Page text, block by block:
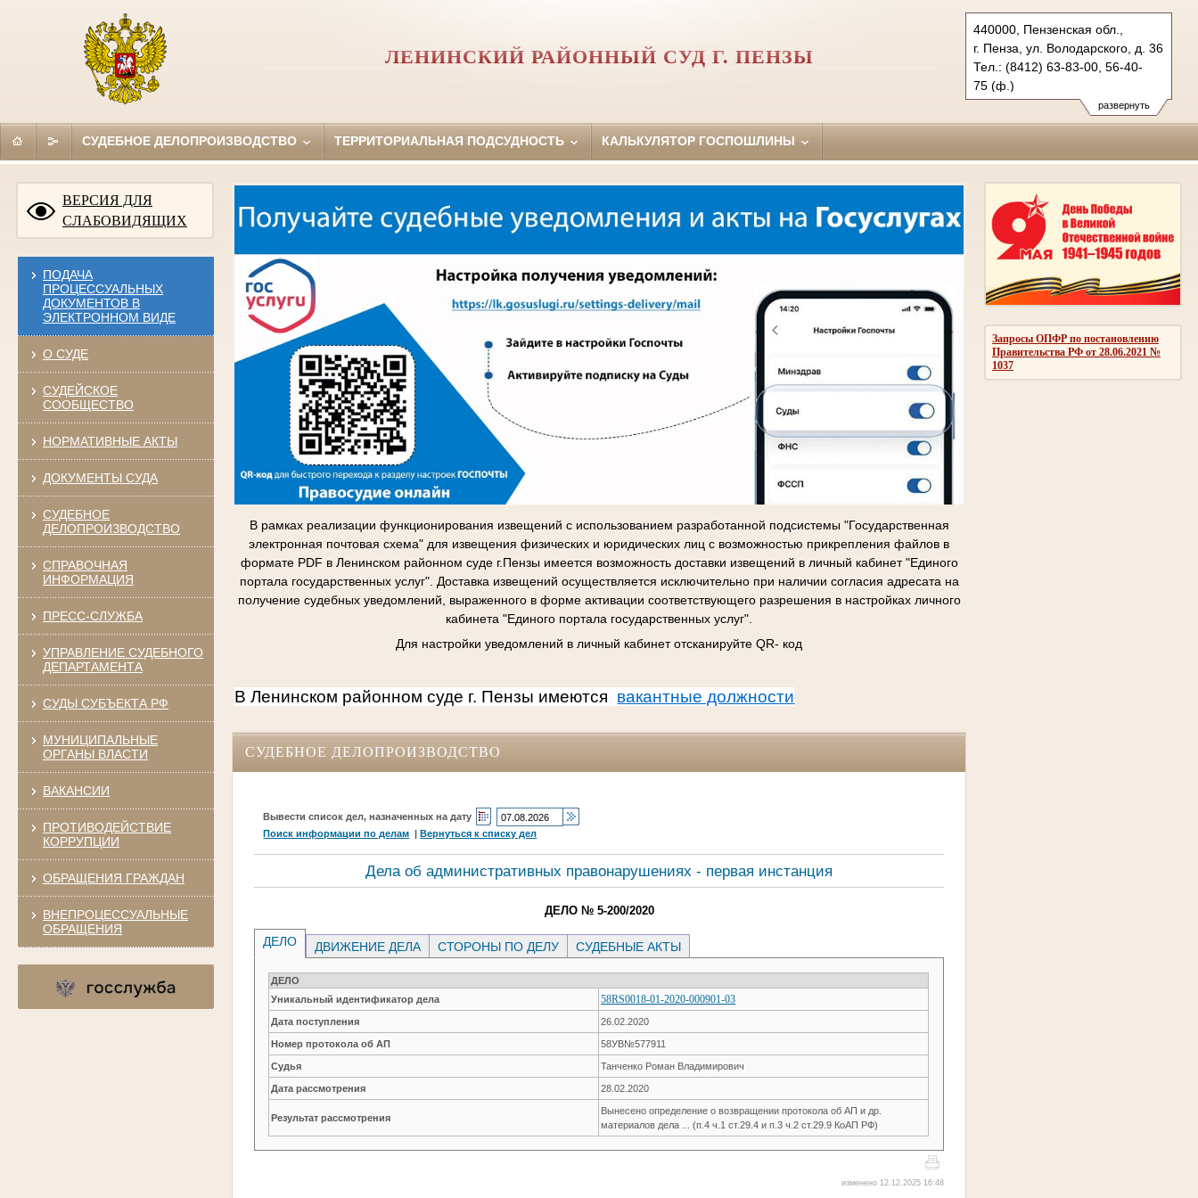
развернуть
440000, Пензенская обл.,
г. Пенза, ул. Володарского, д. 36
Тел.: (8412) 63-83-00, 56-40-
75 (ф.)
leninsky.pnz@sudrf.ru
ЛЕНИНСКИЙ РАЙОННЫЙ СУД Г. ПЕНЗЫ
СУДЕБНОЕ ДЕЛОПРОИЗВОДСТВО ТЕРРИТОРИАЛЬНАЯ ПОДСУДНОСТЬ КАЛЬКУЛЯТОР ГОСПОШЛИНЫ
ВЕРСИЯ ДЛЯ
СЛАБОВИДЯЩИХ
ПОДАЧА
ПРОЦЕССУАЛЬНЫХ
ДОКУМЕНТОВ В
ЭЛЕКТРОННОМ ВИДЕ
О СУДЕ
СУДЕЙСКОЕ
СООБЩЕСТВО
НОРМАТИВНЫЕ АКТЫ
ДОКУМЕНТЫ СУДА
СУДЕБНОЕ
ДЕЛОПРОИЗВОДСТВО
СПРАВОЧНАЯ
ИНФОРМАЦИЯ
ПРЕСС-СЛУЖБА
УПРАВЛЕНИЕ СУДЕБНОГО
ДЕПАРТАМЕНТА
СУДЫ СУБЪЕКТА РФ
МУНИЦИПАЛЬНЫЕ
ОРГАНЫ ВЛАСТИ
ВАКАНСИИ
ПРОТИВОДЕЙСТВИЕ
КОРРУПЦИИ
ОБРАЩЕНИЯ ГРАЖДАН
ВНЕПРОЦЕССУАЛЬНЫЕ
ОБРАЩЕНИЯ
Запросы ОПФР по постановлению
Правительства РФ от 28.06.2021 №
1037
В рамках реализации функционирования извещений с использованием разработанной подсистемы "Государственная
электронная почтовая схема" для извещения физических и юридических лиц с возможностью прикрепления файлов в
формате PDF в Ленинском районном суде г.Пензы имеется возможность доставки извещений в личный кабинет "Единого
портала государственных услуг". Доставка извещений осуществляется исключительно при наличии согласия адресата на
получение судебных уведомлений, выраженного в форме активации соответствующего разрешения в настройках личного
кабинета "Единого портала государственных услуг".
Для настройки уведомлений в личный кабинет отсканируйте QR- код
В Ленинском районном суде г. Пензы имеются вакантные должности
СУДЕБНОЕ ДЕЛОПРОИЗВОДСТВО
Вывести список дел, назначенных на дату
Поиск информации по делам
Вернуться к списку дел
Дела об административных правонарушениях - первая инстанция
ДЕЛО № 5-200/2020
ДЕЛО ДВИЖЕНИЕ ДЕЛА СТОРОНЫ ПО ДЕЛУ СУДЕБНЫЕ АКТЫ
ДЕЛО
Уникальный идентификатор дела
58RS0018-01-2020-000901-03
Дата поступления 26.02.2020
Номер протокола об АП 58УВ№577911
Судья Танченко Роман Владимирович
Дата рассмотрения 28.02.2020
Результат рассмотрения
Вынесено определение о возвращении протокола об АП и др.
материалов дела ... (п.4 ч.1 ст.29.4 и п.3 ч.2 ст.29.9 КоАП РФ)
изменено 12.12.2025 16:48